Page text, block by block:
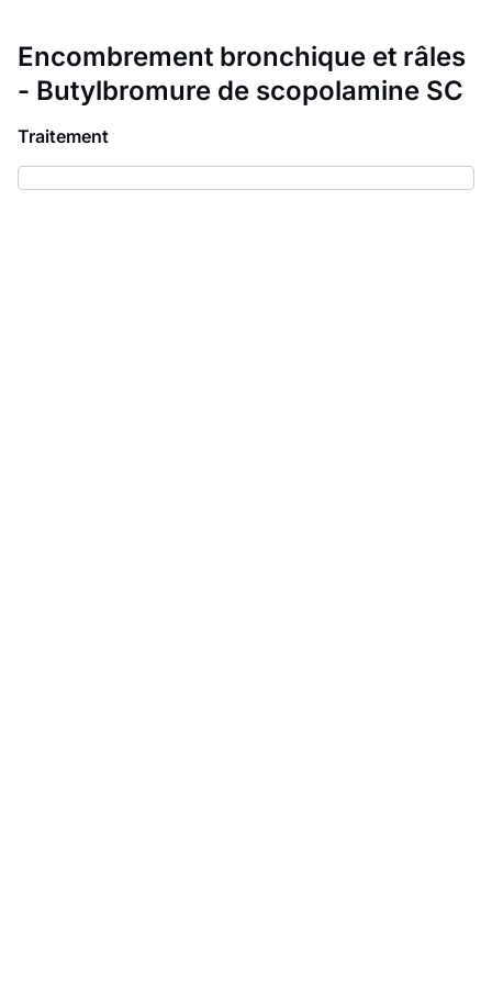
Encombrement bronchique et râles
- Butylbromure de scopolamine SC
Traitement